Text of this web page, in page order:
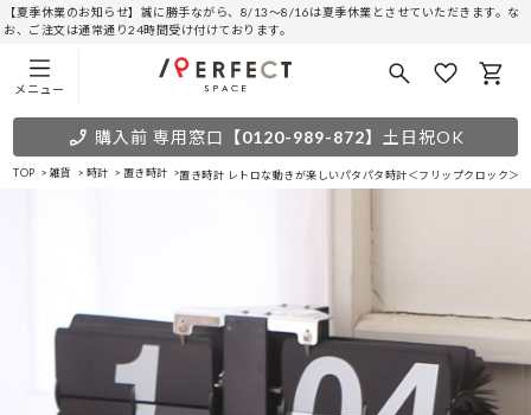
【夏季休業のお知らせ】誠に勝手ながら、8/13～8/16は夏季休業とさせていただきます。な
お、ご注文は通常通り24時間受け付けております。
メニュー
購入前 専用窓口 【0120-989-872】 土日祝OK
TOP 雑貨 時計 置き時計 置き時計 レトロな動きが楽しいパタパタ時計＜フリップクロック＞